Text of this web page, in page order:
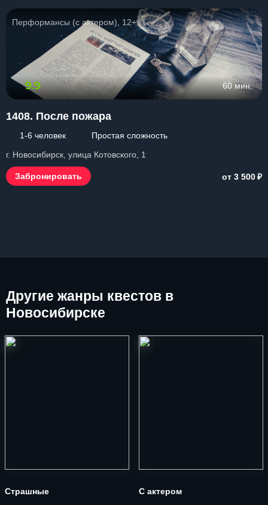
Перформансы (с актером), 12+
9.9 60 мин.
1408. После пожара
1-6 человек
Простая сложность
г. Новосибирск, улица Котовского, 1
Забронировать от 3 500₽
Другие жанры квестов в
Новосибирске
Страшные С актером